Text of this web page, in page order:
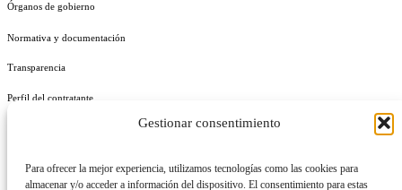
Gestionar consentimiento
Para ofrecer la mejor experiencia, utilizamos tecnologías como las cookies para
almacenar y/o acceder a información del dispositivo. El consentimiento para estas
Órganos de gobierno
Normativa y documentación
Transparencia
Perfil del contratante